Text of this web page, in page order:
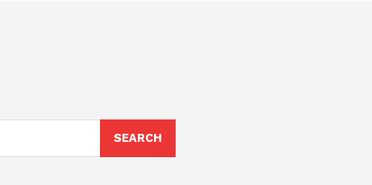
SEARCH